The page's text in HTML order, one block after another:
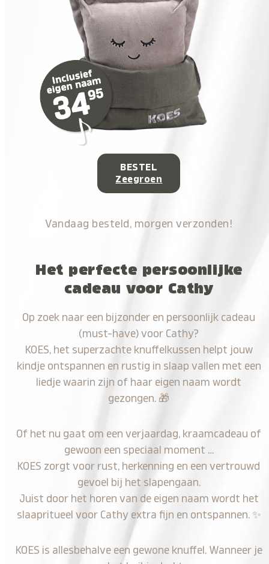
BESTEL
Zeegroen
Vandaag besteld, morgen verzonden!
Het perfecte persoonlijke
cadeau voor Cathy
Op zoek naar een bijzonder en persoonlijk cadeau
(must-have) voor Cathy?
KOES, het superzachte knuffelkussen helpt jouw
kindje ontspannen en rustig in slaap vallen met een
liedje waarin zijn of haar eigen naam wordt
gezongen. 🎁
Of het nu gaat om een verjaardag, kraamcadeau of
gewoon een speciaal moment …
KOES zorgt voor rust, herkenning en een vertrouwd
gevoel bij het slapengaan.
Juist door het horen van de eigen naam wordt het
slaapritueel voor Cathy extra fijn en ontspannen. ✨
KOES is allesbehalve een gewone knuffel. Wanneer je